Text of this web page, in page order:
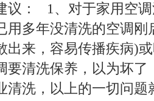
议： 1、对于家用空
用多年没清洗的空调
出来，容易传播疾病)
要清洗保养，以为坏
清洗，以上的一切问